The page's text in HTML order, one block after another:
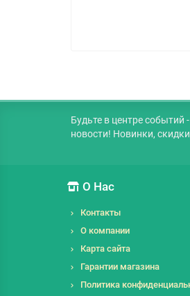
Будьте в центре
новости! Новинки,
О Нас
Контакты
О компании
Карта сайта
Гарантии магазина
Политика